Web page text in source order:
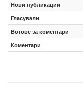
Нови публикации
Гласували
Вотове за коментари
Коментари